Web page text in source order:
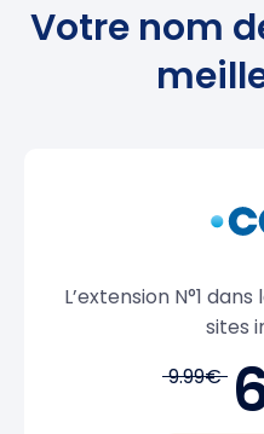
Votre nom
L’extension N°1
sites
9.99€